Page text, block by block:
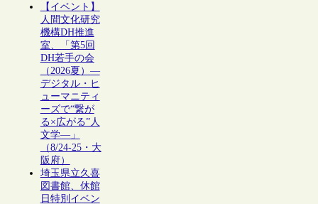
【イベント】
人間文化研究
機構DH推進
室、「第5回
DH若手の会
（2026夏）―
デジタル・ヒ
ューマニティ
ーズで“繋が
る×広がる”人
文学―」
（8/24-25・大
阪府）
埼玉県立久喜
図書館、休館
日特別イベン